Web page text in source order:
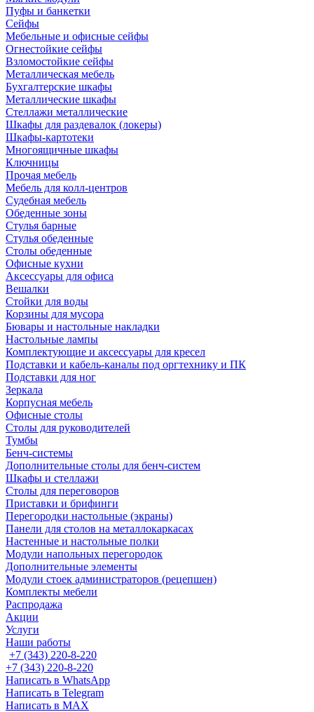
Пуфы и банкетки
Сейфы
Мебельные и офисные сейфы
Огнестойкие сейфы
Взломостойкие сейфы
Металлическая мебель
Бухгалтерские шкафы
Металлические шкафы
Стеллажи металлические
Шкафы для раздевалок (локеры)
Шкафы-картотеки
Многоящичные шкафы
Ключницы
Прочая мебель
Мебель для колл-центров
Судебная мебель
Обеденные зоны
Стулья барные
Стулья обеденные
Столы обеденные
Офисные кухни
Аксессуары для офиса
Вешалки
Стойки для воды
Корзины для мусора
Бювары и настольные накладки
Настольные лампы
Комплектующие и аксессуары для кресел
Подставки и кабель-каналы под оргтехнику и ПК
Подставки для ног
Зеркала
Корпусная мебель
Офисные столы
Столы для руководителей
Тумбы
Бенч-системы
Дополнительные столы для бенч-систем
Шкафы и стеллажи
Столы для переговоров
Приставки и брифинги
Перегородки настольные (экраны)
Панели для столов на металлокаркасах
Настенные и настольные полки
Модули напольных перегородок
Дополнительные элементы
Модули стоек администраторов (рецепшен)
Комплекты мебели
Распродажа
Акции
Услуги
Наши работы
+7 (343) 220-8-220
+7 (343) 220-8-220
Написать в WhatsApp
Написать в Telegram
Написать в MAX